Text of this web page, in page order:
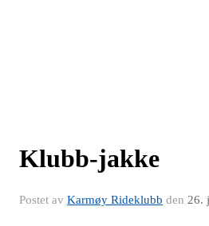
Klubb-jakke
Postet av Karmøy Rideklubb den 26.